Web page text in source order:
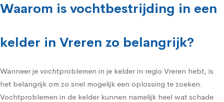
Waarom is vochtbestrijding in een
kelder in Vreren zo belangrijk?
Wanneer je vochtproblemen in je kelder in regio Vreren hebt, is
het belangrijk om zo snel mogelijk een oplossing te zoeken.
Vochtproblemen in de kelder kunnen namelijk heel wat schade